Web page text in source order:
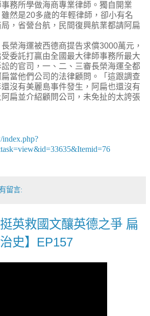
務所學做海商專業律師。獨自開業
然是20多歲的年輕律師，卻小有名
，省營台航，民間復興航業都請阿扁
榮海運被西德商提告求償3000萬元，
委託打贏由全國最大律師事務所最大
的官司，一、二、三審長榮海運全都
當他們公司的法律顧問。「這跟調查
沒有美麗島事件發生，阿扁也還沒有
扁並介紹顧問公司，未免扯的太誇張
留言:
挺英救國文釀英德之爭 扁
史】EP157